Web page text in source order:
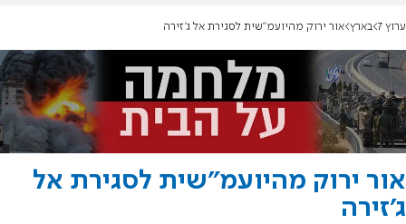
ערוץ 7 בארץ אור ירוק מהיועמ"שית לסגירת אל ג'זירה
אור ירוק מהיועמ"שית לסגירת אל
ג'זירה